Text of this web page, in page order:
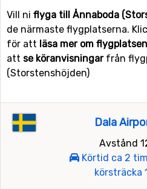
Vill ni flyga till Ånnaboda
de närmaste flygplatserna.
för att läsa mer om flygplatsen
att se köranvisningarfrån
(Storstenshöjden)
Dala
Avstånd
Körtid ca 2
körsträcka